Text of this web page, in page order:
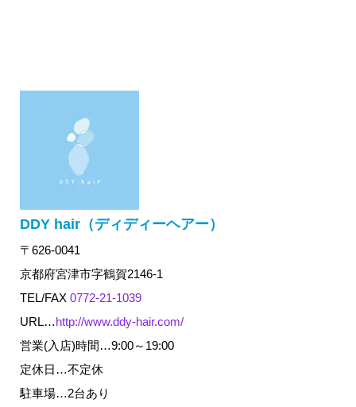
DDY hair（ディディーヘアー）
〒626-0041
京都府宮津市字鶴賀2146-1
TEL/FAX 0772-21-1039
URL…http://www.ddy-hair.com/
営業(入店)時間…9:00～19:00
定休日…不定休
駐車場…2台あり